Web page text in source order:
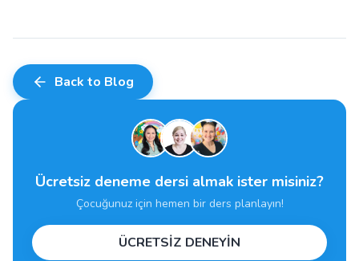
Back to Blog
Ücretsiz deneme dersi almak ister misiniz?
Çocuğunuz için hemen bir ders planlayın!
ÜCRETSİZ DENEYİN